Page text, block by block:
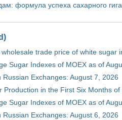
формула успеха сахарного
trade price of white sugar
Sugar Indexes of MOEX as of
Russian Exchanges: August 7, 2026
Production in the First Six Months of
Sugar Indexes of MOEX as of
Russian Exchanges: August 6, 2026